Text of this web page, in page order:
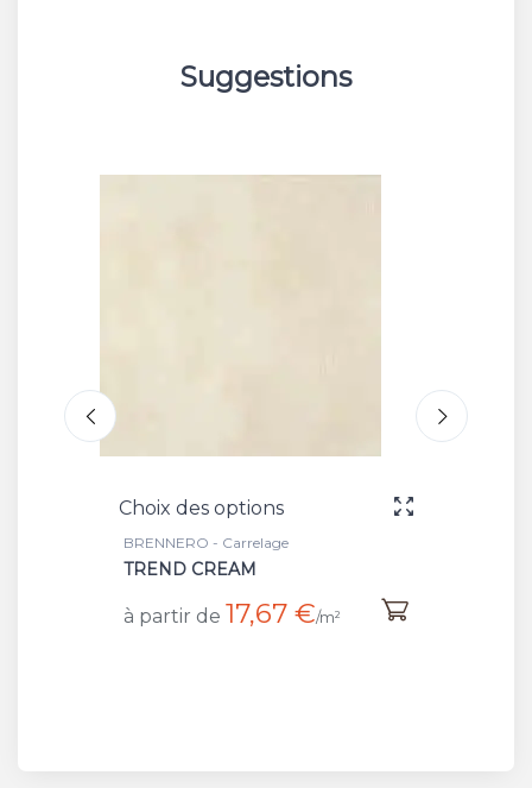
Suggestions
Choix des options
BRENNERO - Carrelage
TREND IRON